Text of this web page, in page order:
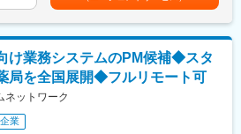
りません
困っていることがないかなど、親身にお話
と信頼関係を築き、お客様の健康管理に貢
。
イン服薬指導など、薬局と患者の接点をよ
サービスです。2026年6月現在、友だち登録
。より多くの患者・薬局に利用されるサー
います。
け業務システムのPM候補◆スタ
局を全国展開◆フルリモート可
ネットワーク
企業